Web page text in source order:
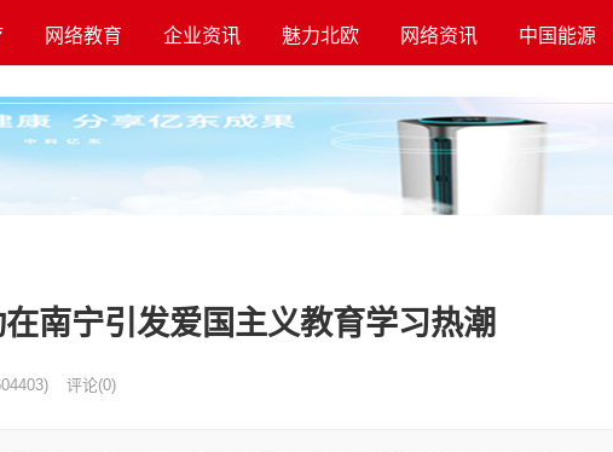
网络教育 企业资讯 魅力北欧 网络资讯 中国能源
南宁引发爱国主义教育学习热潮
评论(0)